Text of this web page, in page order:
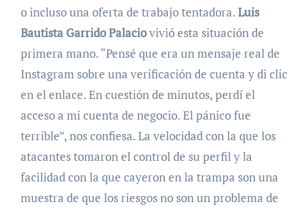
o incluso una oferta de trabajo tentadora.Luis
Bautista Garrido Palaciovivió esta situación de
primera mano. “Pensé que era un mensaje real de
Instagram sobre una verificación de cuenta y di clic
en el enlace. En cuestión de minutos, perdí el
acceso a mi cuenta de negocio. El pánico fue
terrible”, nos confiesa. La velocidad con la que los
atacantes tomaron el control de su perfil y la
facilidad con la que cayeron en la trampa son una
muestra de que los riesgos no son un problema de